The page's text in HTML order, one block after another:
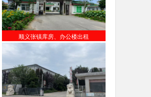
顺义张镇库房、办公楼出租